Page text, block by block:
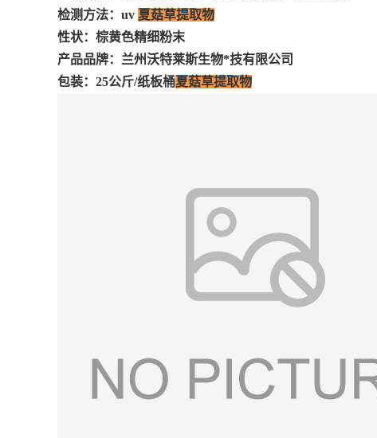
检测方法： uv 夏菇草提取物
性状：棕黄色精细粉末
产品品牌：兰州沃特莱斯生物*技有限公司
包装： 25公斤/纸板桶夏菇草提取物